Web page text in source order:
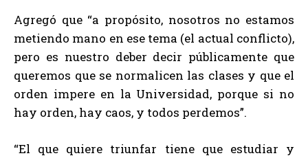
Agregó que “a propósito, nosotros no estamos
metiendo mano en ese tema (el actual conflicto),
pero es nuestro deber decir públicamente que
queremos que se normalicen las clases y que el
orden impere en la Universidad, porque si no
hay orden, hay caos, y todos perdemos”.
“El que quiere triunfar tiene que estudiar y